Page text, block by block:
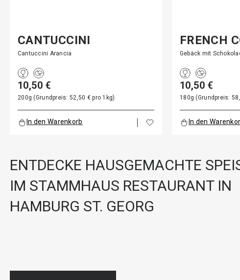
CANTUCCINI
Cantuccini Arancia
10,50 €
200g (Grundpreis: 52,50 € pro 1kg)
In den Warenkorb
FRENCH
Gebäck mit
10,50 €
180g (Grundpreis:
In den
ENTDECKE HAUSGEMACHTE
IM STAMMHAUS RESTAURANT IN
HAMBURG ST. GEORG